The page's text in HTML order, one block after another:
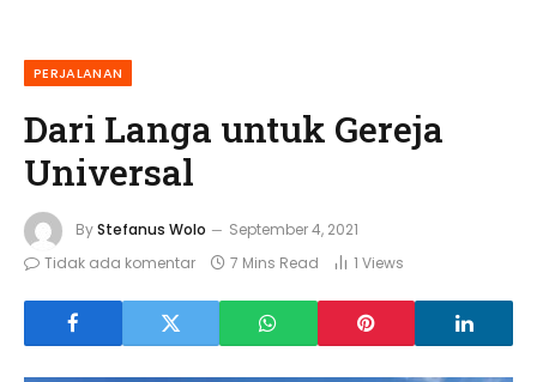
PERJALANAN
Dari Langa untuk Gereja
Universal
ByStefanus Wolo
September 4, 2021
Tidak ada komentar
7 Mins Read 1 Views